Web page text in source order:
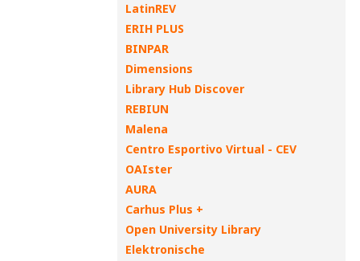
LatinREV
ERIH PLUS
BINPAR
Dimensions
Library Hub Discover
REBIUN
Malena
Centro Esportivo Virtual - CEV
OAIster
AURA
Carhus Plus +
Open University Library
Elektronische